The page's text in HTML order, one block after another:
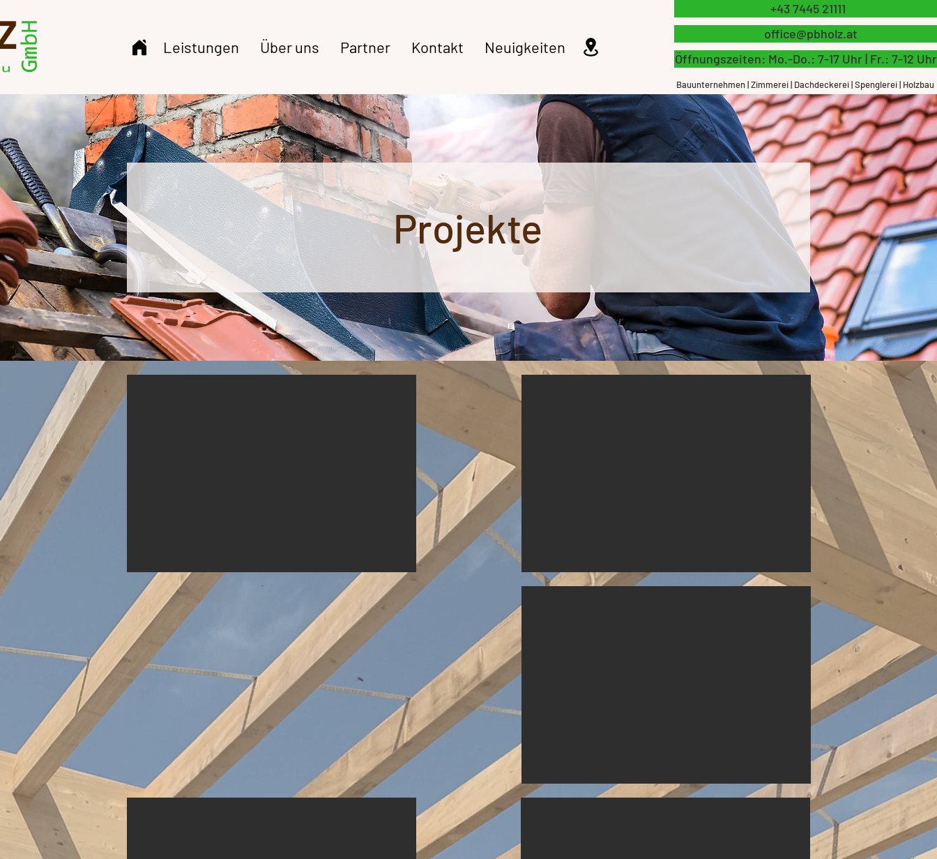
Leistungen Über uns Partner Kontakt Neuigkeiten
+43 7445 21111
office@pbholz.at
Öffnungszeiten: Mo.-Do.: 7-17 Uhr | Fr.: 7-12 Uhr
Bauunternehmen | Zimmerei | Dachdeckerei | Spenglerei | Holzbau
Projekte